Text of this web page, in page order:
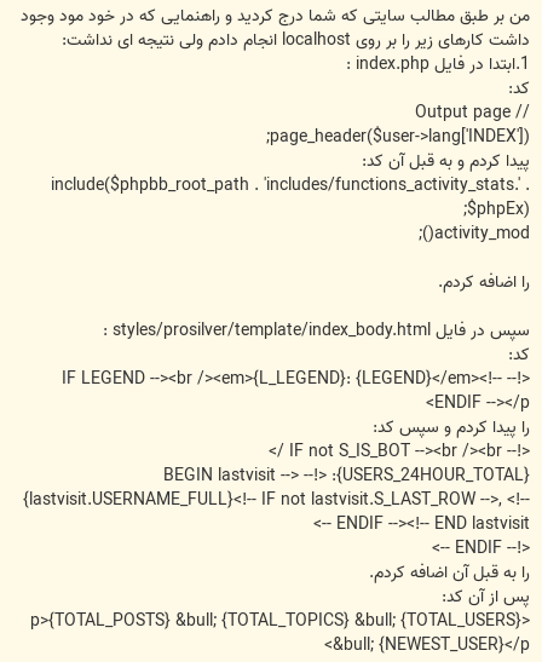
ت
من بر طبق مطالب سایتی که شما درج کردید و راهنمایی که در خود مود وجود
داشت کارهای زیر را بر روی localhost انجام دادم ولی نتیجه ای نداشت:
1.ابتدا در فایل index.php :
کد:
// Output page
page_header($user->lang['INDEX']);
پیدا کردم و به قبل آن کد:
include($phpbb_root_path . 'includes/functions_activity_stats.' .
$phpEx);
activity_mod();
را اضافه کردم.
سپس در فایل styles/prosilver/template/index_body.html :
کد:
<!-- IF LEGEND --><br /><em>{L_LEGEND}: {LEGEND}</em><!--
ENDIF --></p>
را پیدا کردم و سپس کد:
<!-- IF not S_IS_BOT --><br /><br />
{USERS_24HOUR_TOTAL}: <!-- BEGIN lastvisit -->
{lastvisit.USERNAME_FULL}<!-- IF not lastvisit.S_LAST_ROW -->, <!--
ENDIF --><!-- END lastvisit -->
<!-- ENDIF -->
را به قبل آن اضافه کردم.
پس از آن کد:
<p>{TOTAL_POSTS} &bull; {TOTAL_TOPICS} &bull; {TOTAL_USERS}
&bull; {NEWEST_USER}</p>